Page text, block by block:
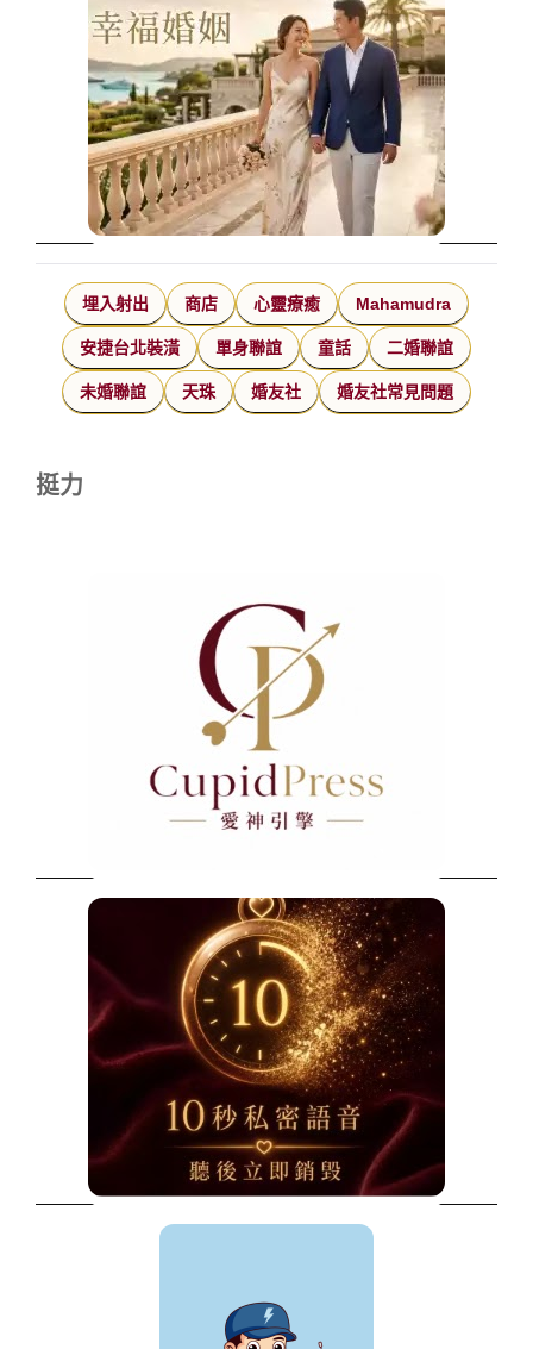
埋入射出 商店 心靈療癒 Mahamudra
安捷台北裝潢 單身聯誼 童話 二婚聯誼
未婚聯誼 天珠 婚友社 婚友社常見問題
挺力